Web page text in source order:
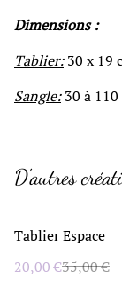
Dimensions :
Tablier: 30 x 19
Sangle: 30 à
D'autres
%
Tablier Espace
20,00 €35,00 €